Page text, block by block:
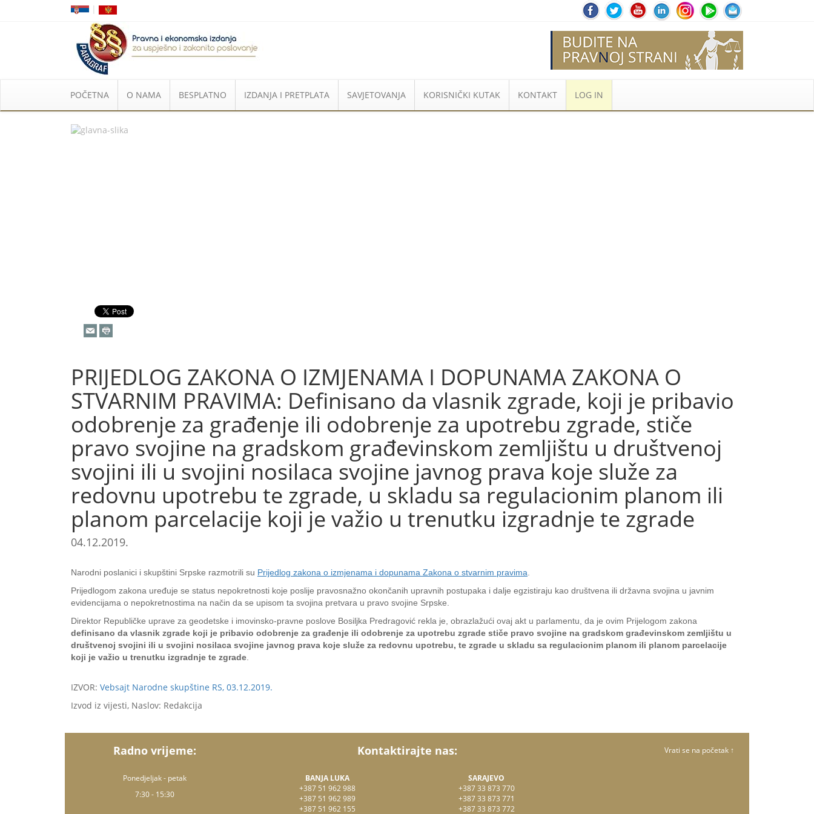
|
POČETNA O NAMA BESPLATNO IZDANJA I PRETPLATA SAVJETOVANJA KORISNIČKI KUTAK KONTAKT LOG IN
PRIJEDLOG ZAKONA O IZMJENAMA I DOPUNAMA ZAKONA O
STVARNIM PRAVIMA: Definisano da vlasnik zgrade, koji je pribavio
odobrenje za građenje ili odobrenje za upotrebu zgrade, stiče
pravo svojine na gradskom građevinskom zemljištu u društvenoj
svojini ili u svojini nosilaca svojine javnog prava koje služe za
redovnu upotrebu te zgrade, u skladu sa regulacionim planom ili
planom parcelacije koji je važio u trenutku izgradnje te zgrade
04.12.2019.
Narodni poslanici i skupštini Srpske razmotrili su Prijedlog zakona o izmjenama i dopunama Zakona o stvarnim pravima.
Prijedlogom zakona uređuje se status nepokretnosti koje poslije pravosnažno okončanih upravnih postupaka i dalje egzistiraju kao društvena ili državna svojina u javnim
evidencijama o nepokretnostima na način da se upisom ta svojina pretvara u pravo svojine Srpske.
Direktor Republičke uprave za geodetske i imovinsko-pravne poslove Bosiljka Predragović rekla je, obrazlažući ovaj akt u parlamentu, da je ovim Prijelogom zakona
definisano da vlasnik zgrade koji je pribavio odobrenje za građenje ili odobrenje za upotrebu zgrade stiče pravo svojine na gradskom građevinskom zemljištu u
društvenoj svojini ili u svojini nosilaca svojine javnog prava koje služe za redovnu upotrebu, te zgrade u skladu sa regulacionim planom ili planom parcelacije
koji je važio u trenutku izgradnje te zgrade.
IZVOR: Vebsajt Narodne skupštine RS, 03.12.2019.
Izvod iz vijesti, Naslov: Redakcija
Radno vrijeme:
Ponedjeljak - petak
7:30 - 15:30
Kontaktirajte nas:
BANJA LUKA
+387 51 962 988
+387 51 962 989
+387 51 962 155
SARAJEVO
+387 33 873 770
+387 33 873 771
+387 33 873 772
Vrati se na početak ↑